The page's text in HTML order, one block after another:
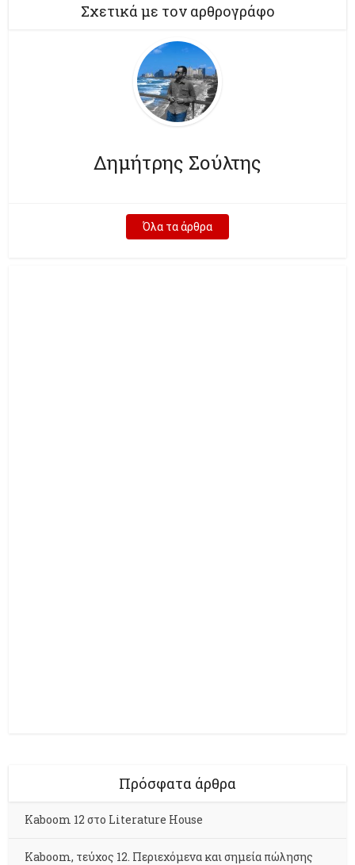
Σχετικά με τον αρθρογράφο
Δημήτρης Σούλτης
Όλα τα άρθρα
Πρόσφατα άρθρα
Kaboom 12 στο Literature House
Kaboom, τεύχος 12. Περιεχόμενα και σημεία πώλησης